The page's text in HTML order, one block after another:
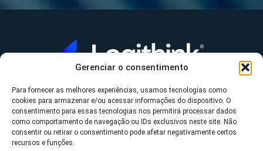
Gerenciar o consentimento
Para fornecer as melhores experiências, usamos tecnologias como
cookies para armazenar e/ou acessar informações do dispositivo. O
consentimento para essas tecnologias nos permitirá processar dados
como comportamento de navegação ou IDs exclusivos neste site. Não
consentir ou retirar o consentimento pode afetar negativamente certos
recursos e funções.
A Logithink
O que fazemos
Contato